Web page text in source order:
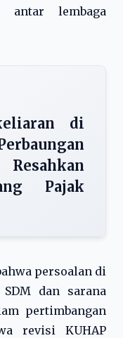
antar lembaga
di
Pajak
persoalan di
dan sarana
pertimbangan
revisi KUHAP